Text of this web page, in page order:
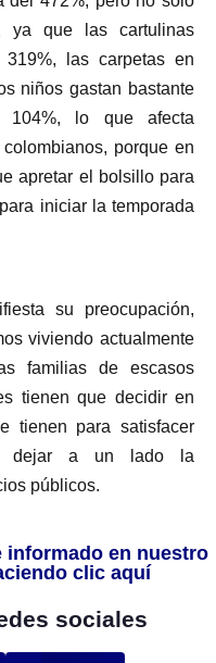
ya que las cartulinas
las carpetas en
niños gastan bastante
lo que afecta
porque en
apretar el bolsillo para
iniciar la temporada
su preocupación,
viviendo actualmente
familias de escasos
tienen que decidir en
tienen para satisfacer
dejar a un lado la
públicos.
informado en nuestro
clic aquí
sociales